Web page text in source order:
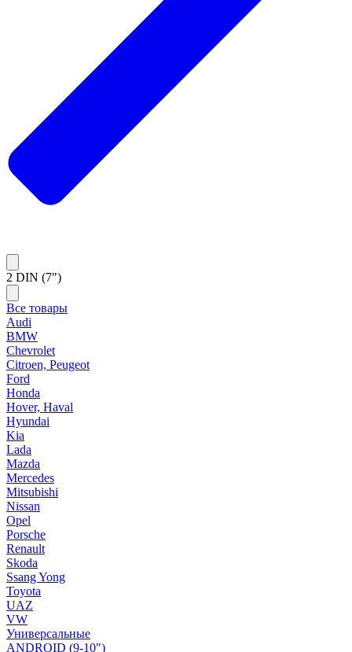
2 DIN (7")
Все товары
Audi
BMW
Chevrolet
Citroen, Peugeot
Ford
Honda
Hover, Haval
Hyundai
Kia
Lada
Mazda
Mercedes
Mitsubishi
Nissan
Opel
Porsche
Renault
Skoda
Ssang Yong
Toyota
UAZ
VW
Универсальные
ANDROID (9-10")